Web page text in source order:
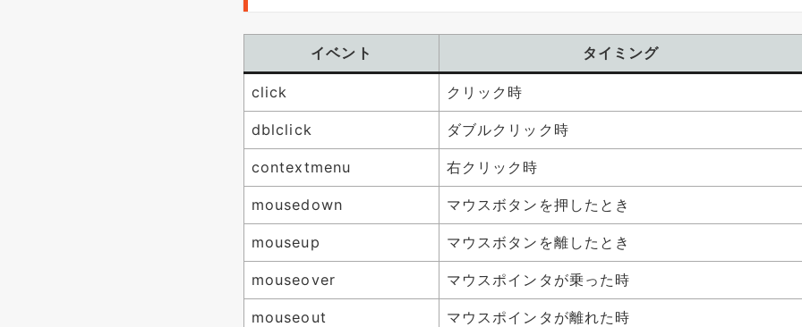
イベント タイミング
click クリック時
dblclick ダブルクリック時
contextmenu 右クリック時
mousedown マウスボタンを押したとき
mouseup マウスボタンを離したとき
mouseover マウスポインタが乗った時
mouseout マウスポインタが離れた時